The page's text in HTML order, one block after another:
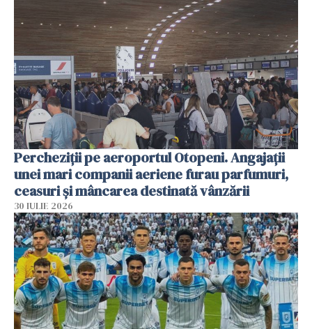
Percheziții pe aeroportul Otopeni. Angajații
unei mari companii aeriene furau parfumuri,
ceasuri și mâncarea destinată vânzării
30 IULIE 2026